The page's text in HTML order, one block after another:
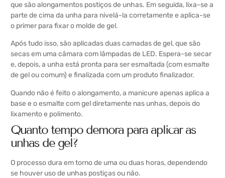
que são alongamentos postiços de unhas. Em seguida, lixa-se a
parte de cima da unha para nivelá-la corretamente e aplica-se
o primer para fixar o molde de gel.
Após tudo isso, são aplicadas duas camadas de gel, que são
secas em uma câmara com lâmpadas de LED. Espera-se secar
e, depois, a unha está pronta para ser esmaltada (com esmalte
de gel ou comum) e finalizada com um produto finalizador.
Quando não é feito o alongamento, a manicure apenas aplica a
base e o esmalte com gel diretamente nas unhas, depois do
lixamento e polimento.
Quanto tempo demora para aplicar as
unhas de gel?
O processo dura em torno de uma ou duas horas, dependendo
se houver uso de unhas postiçasou não.